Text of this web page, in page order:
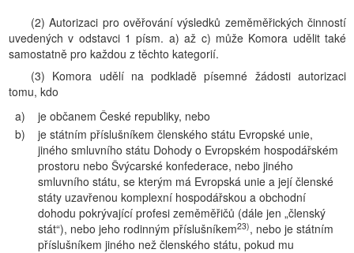
(2) Autorizaci pro ověřování výsledků zeměměřických činností
uvedených v odstavci 1 písm. a) až c) může Komora udělit také
samostatně pro každou z těchto kategorií.
(3) Komora udělí na podkladě písemné žádosti autorizaci
tomu, kdo
a)
je občanem České republiky, nebo
b)
je státním příslušníkem členského státu Evropské unie,
jiného smluvního státu Dohody o Evropském hospodářském
prostoru nebo Švýcarské konfederace, nebo jiného
smluvního státu, se kterým má Evropská unie a její členské
státy uzavřenou komplexní hospodářskou a obchodní
dohodu pokrývající profesi zeměměřičů (dále jen „členský
stát“), nebo jeho rodinným příslušníkem23), nebo je státním
příslušníkem jiného než členského státu, pokud mu